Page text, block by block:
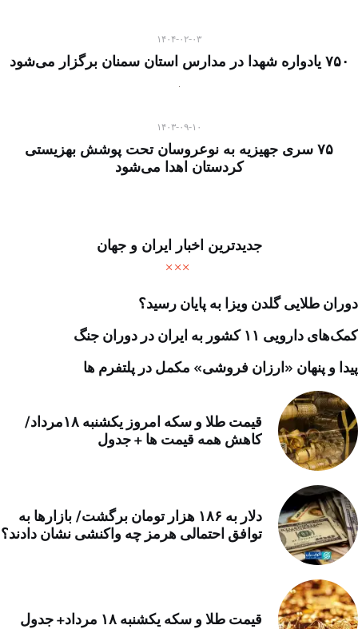
۱۴۰۴-۰۲-۰۳
۷۵۰ یادواره شهدا در مدارس استان سمنان برگزار می‌شود
۱۴۰۳-۰۹-۱۰
۷۵ سری جهیزیه به نوعروسان تحت پوشش بهزیستی
کردستان اهدا می‌شود
جدیدترین اخبار ایران و جهان
دوران طلایی گلدن ویزا به پایان رسید؟
کمک‌های دارویی ۱۱ کشور به ایران در دوران جنگ
پیدا و پنهان «ارزان فروشی» مکمل در پلتفرم ها
قیمت طلا و سکه امروز یکشنبه ۱۸مرداد/
کاهش همه قیمت ها + جدول
دلار به ۱۸۶ هزار تومان برگشت/ بازارها به
توافق احتمالی هرمز چه واکنشی نشان دادند؟
قیمت طلا و سکه یکشنبه ۱۸ مرداد+ جدول